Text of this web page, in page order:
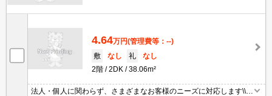
4.64万円(管理費等：--)
敷
なし 礼
なし
2階
2DK 38.06m²
法人・個人に関わらず、さまざまなお客様のニーズに対応します\\n